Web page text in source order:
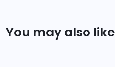
You may also like